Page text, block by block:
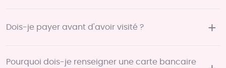
Chez JeStocke, vous visitez toujours l’espace avant de signer votre
correspond parfaitement à vos besoins (surface, accessibilité, état
Dois-je payer avant d'avoir visité ?
Aucun loyer n’est prélevé avant votre visite.
Pourquoi dois-je renseigner une carte bancaire